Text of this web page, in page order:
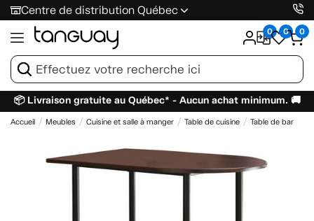
Centre de distribution Québec
0 0 0
📦 Livraison gratuite au Québec* - Aucun achat minimum. 🚚
Accueil Meubles Cuisine et salle à manger Table de cuisine Table de bar